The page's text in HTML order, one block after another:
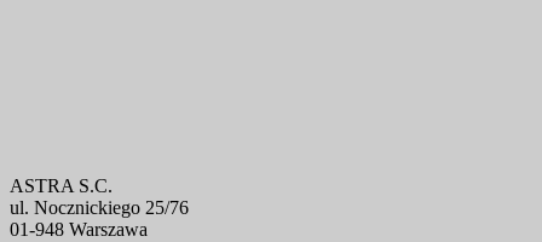
ASTRA S.C.
ul. Nocznickiego 25/76
01-948 Warszawa